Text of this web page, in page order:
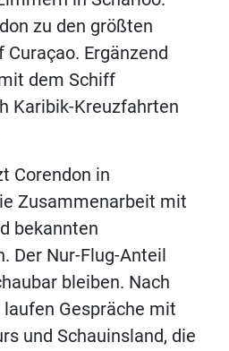
zu den größten
Ergänzend
dem Schiff
Karibik-Kreuzfahrten
Corendon in
Zusammenarbeit mit
bekannten
Der Nur-Flug-Anteil
bleiben. Nach
Gespräche mit
und Schauinsland, die